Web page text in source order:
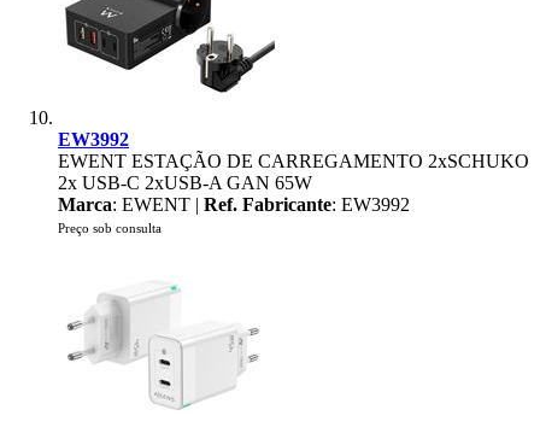
EW3992
EWENT ESTAÇÃO DE CARREGAMENTO 2xSCHUKO
2x USB-C 2xUSB-A GAN 65W
Marca: EWENT | Ref. Fabricante: EW3992
Preço sob consulta